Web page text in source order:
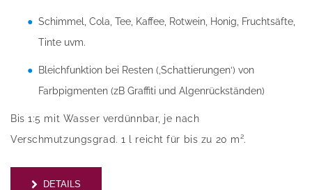
Schimmel, Cola, Tee, Kaffee, Rotwein, Honig, Fruchtsäfte,
Tinte uvm.
Bleichfunktion bei Resten (‚Schattierungen‘) von
Farbpigmenten (zB Graffiti und Algenrückständen)
Bis 1:5 mit Wasser verdünnbar, je nach
Verschmutzungsgrad. 1 l reicht für bis zu 20 m².
DETAILS